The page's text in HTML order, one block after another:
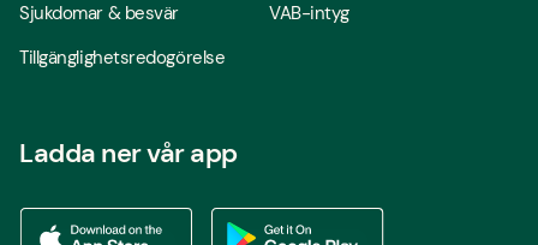
Sjukdomar & besvär
Tillgänglighetsredogörelse
VAB-intyg
Ladda ner vår app